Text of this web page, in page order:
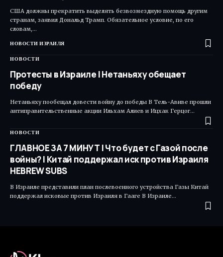
США должны прекратить выделять безвозмездную помощь другим
странам, заявил Дональд Трамп. Обязательное условие, по его
словам,…
НОВОСТИ ИЗРАИЛЯ
НОВОСТИ
Протесты в Израиле | Нетаньяху обещает
победу
Нетаньяху пообещал довести войну до победы В Тель-Авиве прошли
антиправительственные акции Ильхам Алиев и Ицхак Герцог…
НОВОСТИ
ГЛАВНОЕ ЗА 7 МИНУТ | Что будет с Газой после
войны? | Китай поддержал иск против Израиля
HEBREW SUBS
В Израиле представили план послевоенного устройства Газы Китай
поддержал исковые против Израиля в Гааге В Израиле…